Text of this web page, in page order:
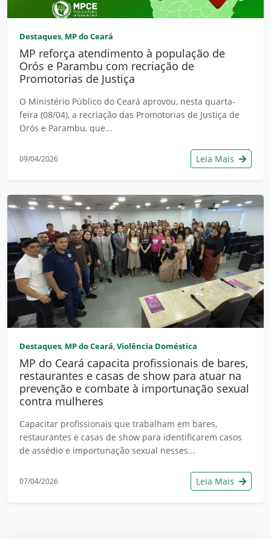
Destaques, MP do Ceará
MP reforça atendimento à população de
Orós e Parambu com recriação de
Promotorias de Justiça
O Ministério Público do Ceará aprovou, nesta quarta-
feira (08/04), a recriação das Promotorias de Justiça de
Orós e Parambu, que...
09/04/2026 Leia Mais
Destaques, MP do Ceará, Violência Doméstica
MP do Ceará capacita profissionais de bares,
restaurantes e casas de show para atuar na
prevenção e combate à importunação sexual
contra mulheres
Capacitar profissionais que trabalham em bares,
restaurantes e casas de show para identificarem casos
de assédio e importunação sexual nesses...
07/04/2026 Leia Mais